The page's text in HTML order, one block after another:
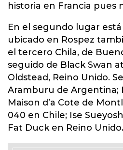
historia en Francia pues
En el segundo lugar
ubicado en Rospez
el tercero Chila, de
seguido de Black Swan
Oldstead, Reino Unido.
Aramburu de Argentina;
Maison d’a Cote de
040 en Chile; Ise
Fat Duck en Reino Unido.